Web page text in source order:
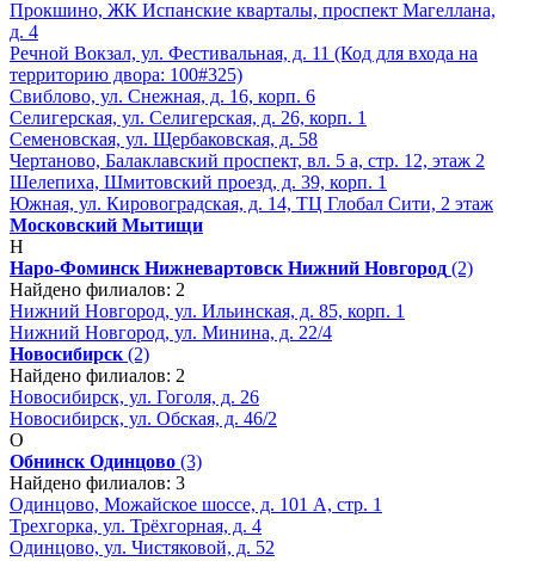
Прокшино, ЖК Испанские кварталы, проспект Магеллана,
д. 4
Речной Вокзал, ул. Фестивальная, д. 11 (Код для входа на
территорию двора: 100#325)
Свиблово, ул. Снежная, д. 16, корп. 6
Селигерская, ул. Селигерская, д. 26, корп. 1
Семеновская, ул. Щербаковская, д. 58
Чертаново, Балаклавский проспект, вл. 5 а, стр. 12, этаж 2
Шелепиха, Шмитовский проезд, д. 39, корп. 1
Южная, ул. Кировоградская, д. 14, ТЦ Глобал Сити, 2 этаж
Московский Мытищи
Н
Наро-Фоминск Нижневартовск Нижний Новгород (2)
Найдено филиалов: 2
Нижний Новгород, ул. Ильинская, д. 85, корп. 1
Нижний Новгород, ул. Минина, д. 22/4
Новосибирск (2)
Найдено филиалов: 2
Новосибирск, ул. Гоголя, д. 26
Новосибирск, ул. Обская, д. 46/2
О
Обнинск Одинцово (3)
Найдено филиалов: 3
Одинцово, Можайское шоссе, д. 101 А, стр. 1
Трехгорка, ул. Трёхгорная, д. 4
Одинцово, ул. Чистяковой, д. 52